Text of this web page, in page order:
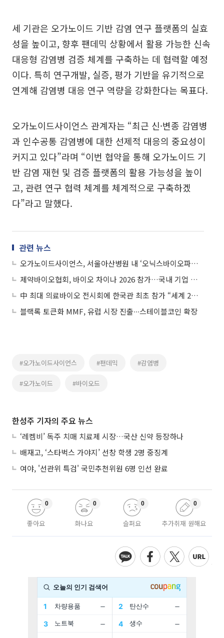
세 기관은 오가노이드 기반 감염 연구 플랫폼의 실효
성을 높이고, 향후 팬데믹 상황에서 활용 가능한 신속
대응형 감염병 검증 체계를 구축하는 데 협력할 예정
이다. 특히 연구개발, 실증, 평가 기반을 유기적으로
연계해 감염병 대응 연구 역량을 강화한다는 목표다.
오가노이드사이언스 관계자는 “최근 신·변종 감염병
과 인수공통 감염병에 대한 선제적 대응의 중요성이
커지고 있다”라며 “이번 협약을 통해 오가노이드 기
반 감염 재현 및 검증 플랫폼의 활용 가능성을 높이
고, 관련 연구 협력 체계를 체계적으로 구축하겠
다”라고 말했다.
관련 뉴스
오가노이드사이언스, 서울아산병원 내 ‘오닉스바이오파운드리’ 개소…CRDMO 사업 본격화
제약바이오협회, 바이오 차이나 2026 참가…국내 기업 글로벌 진출 지원
中 최대 의료바이오 전시회에 한국관 최초 참가 “세계 2위 제약시장 공략”
블랙록 토큰화 MMF, 유럽 시장 진출∙∙∙스테이블코인 확장
#오가노이드사이언스 #팬데믹 #감염병
#오가노이드 #바이오드
한성주 기자의 주요 뉴스
‘레켐비’ 독주 치매 치료제 시장…국산 신약 등장하나
배재고, ‘스타벅스 가야지’ 선창 학생 2명 중징계
여야, '선관위 특검' 국민추천위원 6명 인선 완료
좋아요
0
화나요
0
슬퍼요
0
추가취재 원해요
0